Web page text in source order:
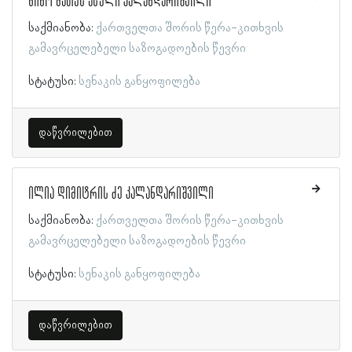
საქმიანობა: ქართველთა შორის წერა-კითხვის
გამავრცელებელი საზოგადოების წევრი
სტატუსი: სენაკის განყოფილება
დაწვრილებით
ილია დიმიტრის ძე კალანდარიშვილი
საქმიანობა: ქართველთა შორის წერა-კითხვის
გამავრცელებელი საზოგადოების წევრი
სტატუსი: სენაკის განყოფილება
დაწვრილებით